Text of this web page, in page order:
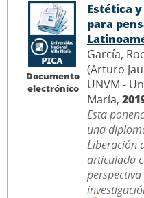
Documento
electrónico
Estética
para
García,
(Arturo
UNVM -
María,
Esta
una
Liberación
articulada